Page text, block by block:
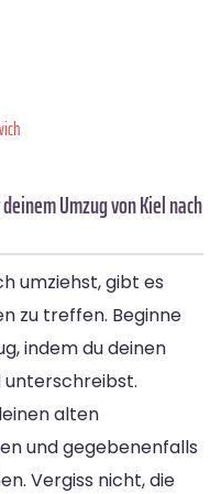
Umzug von Kiel nach
umziehst, gibt es
zu treffen. Beginne
indem du deinen
alten
und gegebenenfalls
Vergiss nicht, die